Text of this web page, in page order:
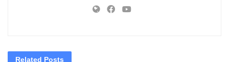
Related Posts